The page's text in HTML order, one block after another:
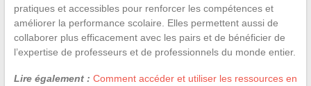
pratiques et accessibles pour renforcer les compétences et
améliorer la performance scolaire. Elles permettent aussi de
collaborer plus efficacement avec les pairs et de bénéficier de
l’expertise de professeurs et de professionnels du monde entier.
Lire également : Comment accéder et utiliser les ressources en